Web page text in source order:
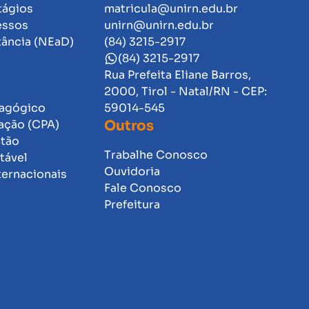
(NEaD)
(CPA)
matricula@unirn.edu.br
unirn@unirn.edu.br
(84) 3215-2917
(84) 3215-2917
Rua Prefeita Eliane Barros,
2000, Tirol - Natal/RN - CEP:
59014-545
Outros
Trabalhe Conosco
Ouvidoria
Fale Conosco
Prefeitura